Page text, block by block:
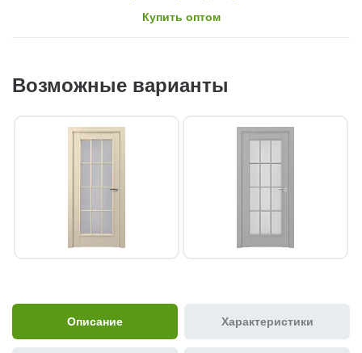
Купить оптом
Возможные варианты
Описание Характеристики